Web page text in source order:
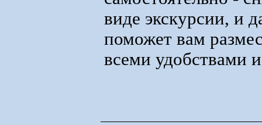
виде экскурсии, и
поможет вам
всеми удобствами